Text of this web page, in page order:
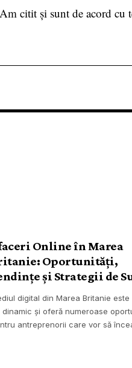
Am citit și sunt de acord
Online în Marea
Oportunități,
și Strategii de
digital din Marea Britanie este
dinamic și oferă numeroase
antreprenorii care vor să